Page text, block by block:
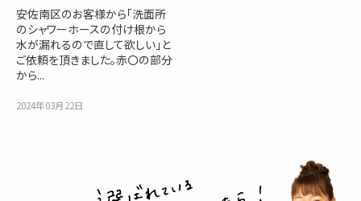
安佐南区のお客様から「洗面所
のシャワーホースの付け根から
水が漏れるので直して欲しい」と
ご依頼を頂きました。赤〇の部分
から...
2024年03月22日